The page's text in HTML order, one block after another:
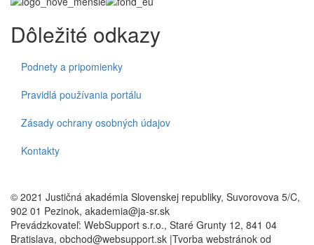
Dôležité odkazy
Podnety a pripomienky
Pravidlá používania portálu
Zásady ochrany osobných údajov
Kontakty
© 2021 Justičná akadémia Slovenskej republiky, Suvorovova 5/C,
902 01 Pezinok, akademia@ja-sr.sk
Prevádzkovateľ: WebSupport s.r.o., Staré Grunty 12, 841 04
Bratislava, obchod@websupport.sk |Tvorba webstránok od